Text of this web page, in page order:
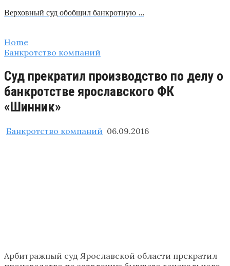
Верховный суд обобщил банкротную …
Home
Банкротство компаний
Суд прекратил производство по делу о
банкротстве ярославского ФК
«Шинник»
Банкротство компаний 06.09.2016
Арбитражный суд Ярославской области прекратил